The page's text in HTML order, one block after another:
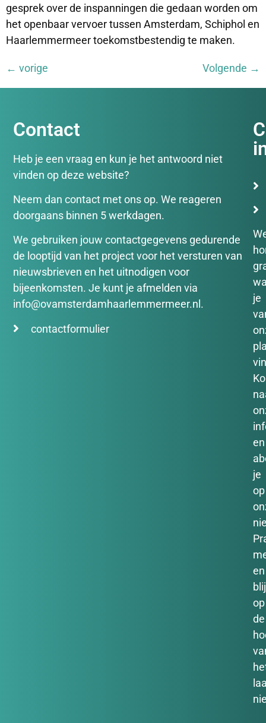
gesprek over de inspanningen die gedaan worden om
het openbaar vervoer tussen Amsterdam, Schiphol en
Haarlemmermeer toekomstbestendig te maken.
← vorige Volgende →
Contact
Heb je een vraag en kun je het antwoord niet
vinden op deze website?
Neem dan contact met ons op. We reageren
doorgaans binnen 5 werkdagen.
We gebruiken jouw contactgegevens gedurende
de looptijd van het project voor het versturen van
nieuwsbrieven en het uitnodigen voor
bijeenkomsten. Je kunt je afmelden via
info@ovamsterdamhaarlemmermeer.nl.
contactformulier
je
en
je
op
en
op
de